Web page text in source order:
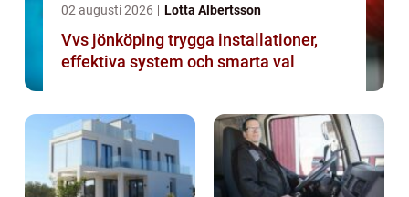
02 augusti 2026 Lotta Albertsson
Vvs jönköping trygga installationer,
effektiva system och smarta val